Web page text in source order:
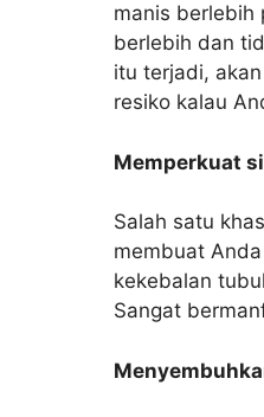
manis berlebih
berlebih dan
itu terjadi,
resiko kalau
Memperkuat
Salah satu
membuat
kekebalan
Sangat